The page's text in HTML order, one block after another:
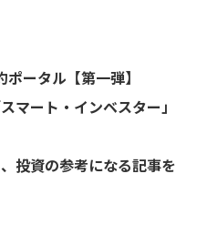
ータル【第一弾】
マート・インベスター」
投資の参考になる記事を